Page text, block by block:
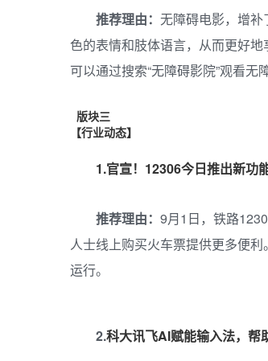
推荐理由： 无障碍电影，增
色的表情和肢体语言，从而更好
可以通过搜索“无障碍影院”观看无
版块三
【行业动态】
1.官宣！12306今日推出新功
推荐理由： 9月1日，铁路
人士线上购买火车票提供更多便
运行。
2.科大讯飞AI赋能输入法，帮